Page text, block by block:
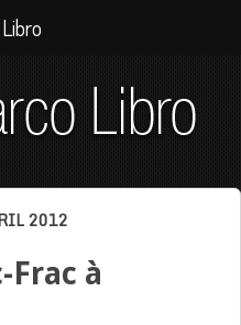
2012
Frac à